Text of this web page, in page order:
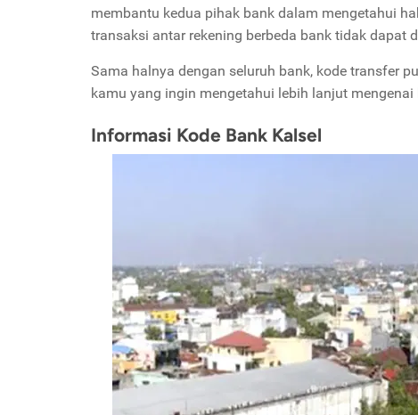
membantu kedua pihak bank dalam mengetahui
transaksi antar rekening berbeda bank tidak dapat
Sama halnya dengan seluruh bank, kode transfer
kamu yang ingin mengetahui lebih lanjut
Informasi Kode Bank Kalsel